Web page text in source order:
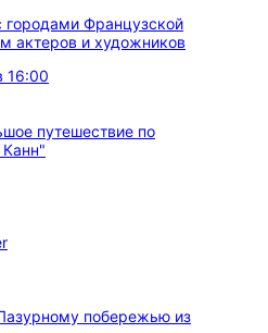
городами Французской
актеров и художников
16:00
побережью из